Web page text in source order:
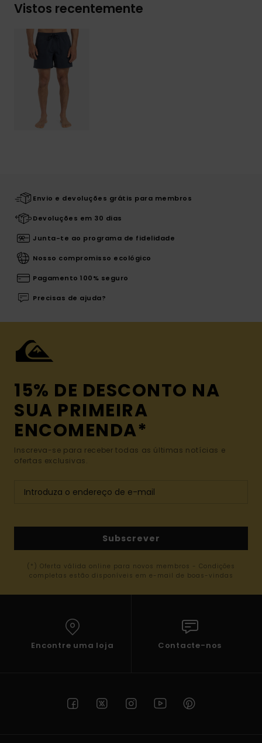
Vistos recentemente
Envio e devoluções grátis para membros
Devoluções em 30 dias
Junta-te ao programa de fidelidade
Nosso compromisso ecológico
Pagamento 100% seguro
Precisas de ajuda?
15% DE DESCONTO NA
SUA PRIMEIRA
ENCOMENDA*
Inscreva-se para receber todas as últimas notícias e
ofertas exclusivas.
Subscrever
(*) Oferta válida online para novos membros - Condições
completas estão disponíveis em e-mail de boas-vindas
Encontre uma loja Contacte-nos